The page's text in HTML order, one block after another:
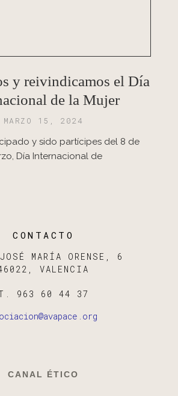
y reivindicamos el Día
de la Mujer
MARZO 15, 2024
y sido partícipes del 8 de
Día Internacional de
CONTACTO
MARÍA ORENSE, 6
VALENCIA
963 60 44 37
CANAL ÉTICO